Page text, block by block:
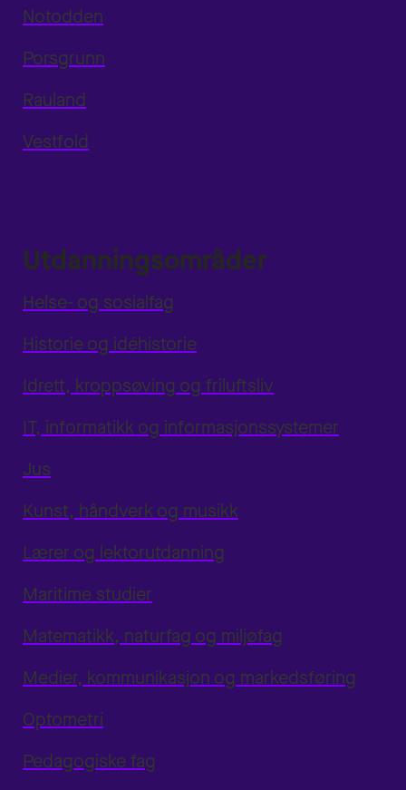
Notodden
Porsgrunn
Rauland
Vestfold
Utdanningsområder
Helse- og sosialfag
Historie og idéhistorie
Idrett, kroppsøving og friluftsliv
IT, informatikk og informasjonssystemer
Jus
Kunst, håndverk og musikk
Lærer og lektorutdanning
Maritime studier
Matematikk, naturfag og miljøfag
Medier, kommunikasjon og markedsføring
Optometri
Pedagogiske fag